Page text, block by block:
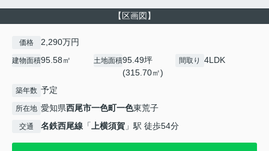
【区画図】
価格 2,290万円
建物面積95.58㎡ 土地面積95.49坪
(315.70㎡)
間取り 4LDK
築年数 予定
所在地 愛知県西尾市一色町一色東荒子
交通 名鉄西尾線 「上横須賀 」駅 徒歩54分